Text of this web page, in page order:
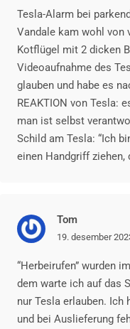
Tesla-Alarm bei
Vandale kam wohl von
Kotflügel mit 2 dicken
Videoaufnahme des
glauben und habe es
REAKTION von Tesla:
man ist selbst
Schild am Tesla: “Ich
einen Handgriff ziehen,
Tom
19. desember
“Herbeirufen” wurden
dem warte ich auf das
nur Tesla erlauben.
und bei Auslieferung